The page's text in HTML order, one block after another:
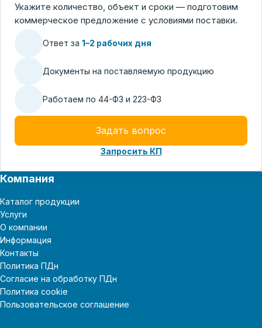
Укажите количество, объект и сроки — подготовим
коммерческое предложение с условиями поставки.
Ответ за 1–2 рабочих дня
Документы на поставляемую продукцию
Работаем по 44-ФЗ и 223-ФЗ
Задать вопрос
Запросить КП
Компания
Каталог продукции
Услуги
О компании
Информация
Контакты
Политика ПДн
Согласие на обработку ПДн
Политика cookie
Пользовательское соглашение